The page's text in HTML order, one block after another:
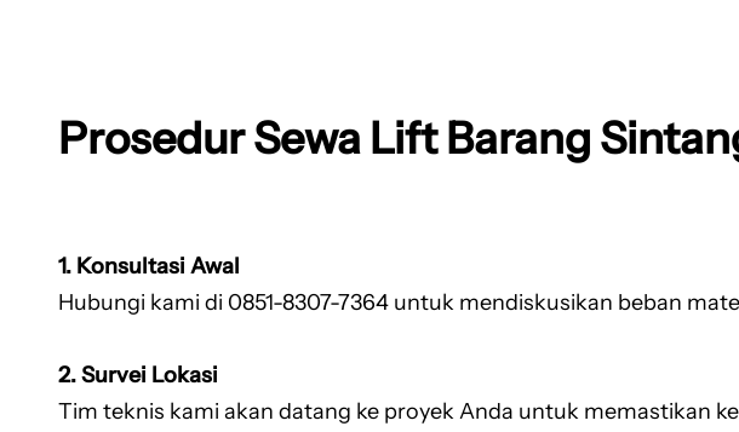
Prosedur Sewa Lift Barang
1. Konsultasi Awal
Hubungi kami di 0851-8307-7364 untuk mendiskusikan beban
2. Survei Lokasi
Tim teknis kami akan datang ke proyek Anda untuk memastikan